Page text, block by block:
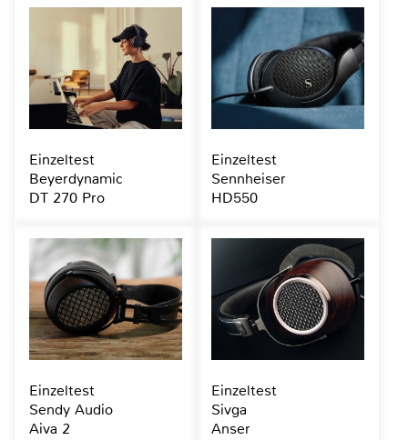
Einzeltest
Beyerdynamic
DT 270 Pro
Einzeltest
Sennheiser
HD550
Einzeltest
Sendy Audio
Aiva 2
Einzeltest
Sivga
Anser